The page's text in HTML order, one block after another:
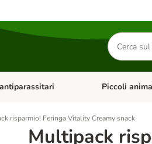
Cerca
prodotti
Gatti Apri Menu
Piccoli
risparmio! Feringa Vitality Creamy snack
Multipack